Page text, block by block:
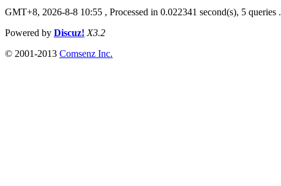
GMT+8, 2026-8-8 10:55 , Processed in 0.022341 second(s), 5 queries .
Powered by Discuz! X3.2
© 2001-2013 Comsenz Inc.